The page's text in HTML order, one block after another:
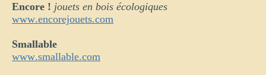
Encore ! jouets en bois écologiques
www.encorejouets.com
Smallable
www.smallable.com